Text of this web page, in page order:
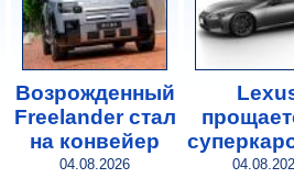
Возрожденный
Freelander стал
на конвейер
04.08.2026